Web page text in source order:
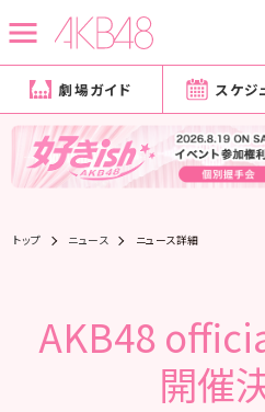
劇場ガイド スケジ
トップ ニュース ニュース詳細
AKB48
開催